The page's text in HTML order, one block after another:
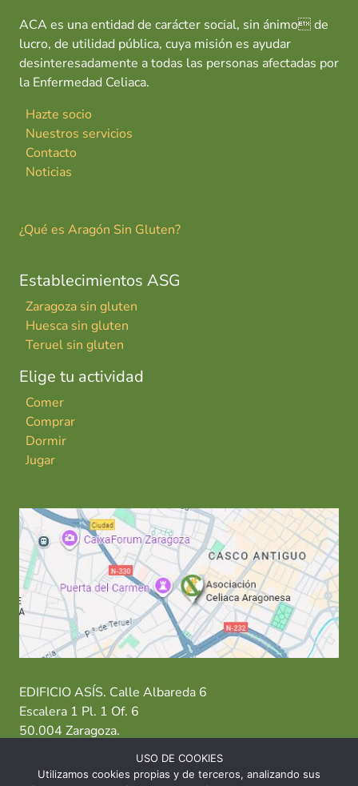
ACA es una entidad de carácter social, sin ánimo de
lucro, de utilidad pública, cuya misión es ayudar
desinteresadamente a todas las personas afectadas por
la Enfermedad Celiaca.
Hazte socio
Nuestros servicios
Contacto
Noticias
¿Qué es Aragón Sin Gluten?
Establecimientos ASG
Zaragoza sin gluten
Huesca sin gluten
Teruel sin gluten
Elige tu actividad
Comer
Comprar
Dormir
Jugar
EDIFICIO ASÍS. Calle Albareda 6
Escalera 1 Pl. 1 Of. 6
50.004 Zaragoza.
T: 976 484 949 M: 635 638 563
USO DE COOKIES
Utilizamos cookies propias y de terceros, analizando sus